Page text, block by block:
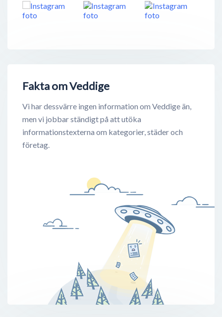
Fakta om Veddige
Vi har dessvärre ingen information om Veddige än,
men vi jobbar ständigt på att utöka
informationstexterna om kategorier, städer och
företag.